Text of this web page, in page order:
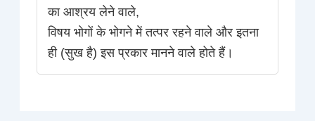
का आश्रय लेने वाले,
विषय भोगों के भोगने में तत्पर रहने वाले और इतना
ही (सुख है) इस प्रकार मानने वाले होते हैं।